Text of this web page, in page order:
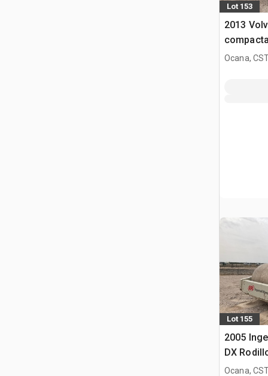
Lot 153
2013
Ocana,
Lot 155
2005
DX
Ocana,